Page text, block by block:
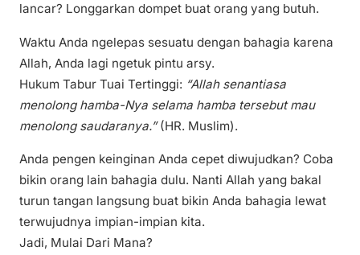
lancar? Longgarkan dompet buat orang yang butuh.
Waktu Anda ngelepas sesuatu dengan bahagia karena
Allah, Anda lagi ngetuk pintu arsy.
Hukum Tabur Tuai Tertinggi: “Allah senantiasa
menolong hamba-Nya selama hamba tersebut mau
menolong saudaranya.”(HR. Muslim).
Anda pengen keinginan Anda cepet diwujudkan? Coba
bikin orang lain bahagia dulu. Nanti Allah yang bakal
turun tangan langsung buat bikin Anda bahagia lewat
terwujudnya impian-impian kita.
Jadi, Mulai Dari Mana?